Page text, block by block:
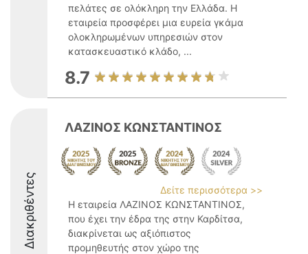
πελάτες σε ολόκληρη την Ελλάδα. Η
εταιρεία προσφέρει μια ευρεία γκάμα
ολοκληρωμένων υπηρεσιών στον
κατασκευαστικό κλάδο, ...
8.7
Διακριθέντες
ΛΑΖΙΝΟΣ ΚΩΝΣΤΑΝΤΙΝΟΣ
Δείτε περισσότερα >>
Η εταιρεία ΛΑΖΙΝΟΣ ΚΩΝΣΤΑΝΤΙΝΟΣ,
που έχει την έδρα της στην Καρδίτσα,
διακρίνεται ως αξιόπιστος
προμηθευτής στον χώρο της